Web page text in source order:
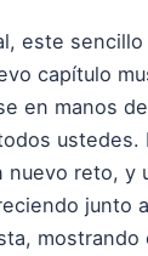
este
capítulo
en manos
ustedes.
nuevo reto, y
junto
mostrando